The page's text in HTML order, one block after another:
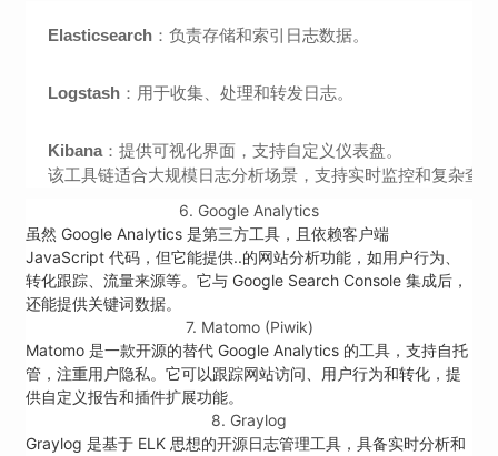
Elasticsearch ：负责存储和索引日志数据。
Logstash ：用于收集、处理和转发日志。
Kibana ：提供可视化界面，支持自定义仪表盘。
该工具链适合大规模日志分析场景，支持实时监控和复杂查
6. Google Analytics
虽然 Google Analytics 是第三方工具，且依赖客户端
JavaScript 代码，但它能提供..的网站分析功能，如用户行为、
转化跟踪、流量来源等。它与 Google Search Console 集成后，
还能提供关键词数据。
7. Matomo (Piwik)
Matomo 是一款开源的替代 Google Analytics 的工具，支持自托
管，注重用户隐私。它可以跟踪网站访问、用户行为和转化，提
供自定义报告和插件扩展功能。
8. Graylog
Graylog 是基于 ELK 思想的开源日志管理工具，具备实时分析和